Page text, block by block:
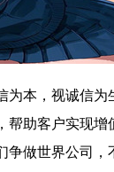
本，视诚信
助客户实现
做世界公司